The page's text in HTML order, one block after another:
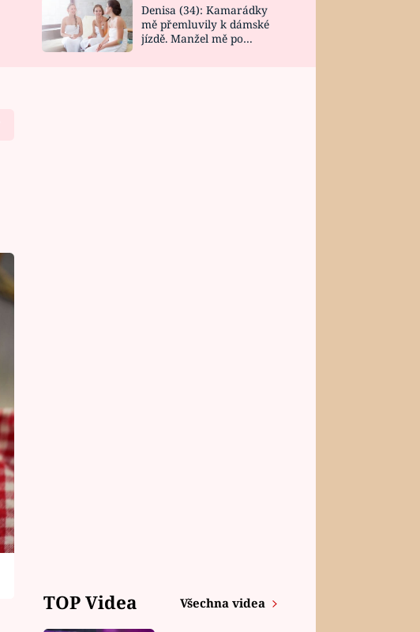
DESIGN
Denisa (34): Kamarádky
mě přemluvily k dámské
jízdě. Manžel mě po
TOP Videa Všechna videa